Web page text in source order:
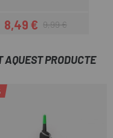
Preu
8,49 €Preu regular
9,99 €
AQUEST PRODUCTE